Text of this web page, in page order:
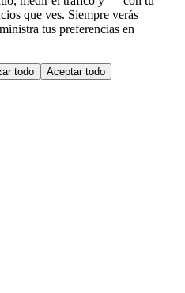
que ves. Siempre verás
tus preferencias en
todo Aceptar todo